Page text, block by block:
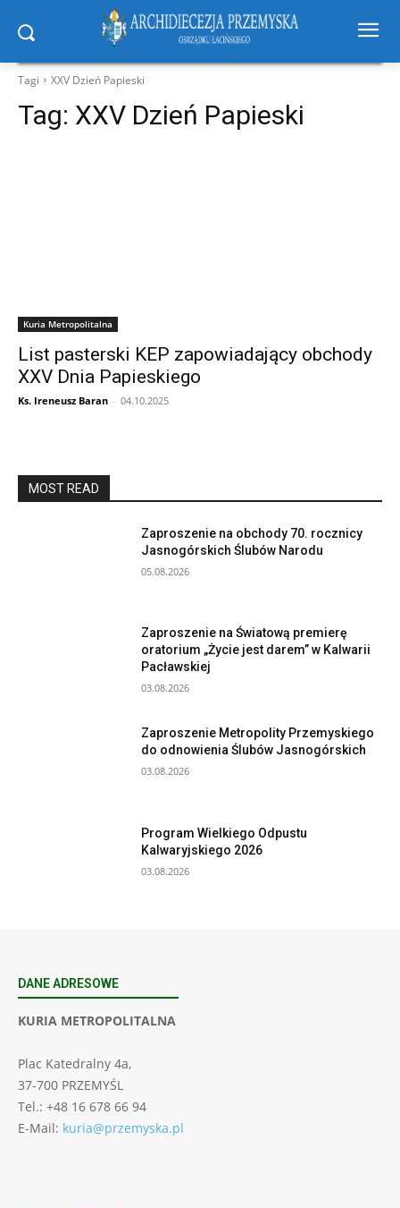
Tagi XXV Dzień Papieski
Tag: XXV Dzień Papieski
Kuria Metropolitalna
List pasterski KEP zapowiadający obchody
XXV Dnia Papieskiego
Ks. Ireneusz Baran - 04.10.2025
MOST READ
Zaproszenie na obchody 70. rocznicy
Jasnogórskich Ślubów Narodu
05.08.2026
Zaproszenie na Światową premierę
oratorium „Życie jest darem” w Kalwarii
Pacławskiej
03.08.2026
Zaproszenie Metropolity Przemyskiego
do odnowienia Ślubów Jasnogórskich
03.08.2026
Program Wielkiego Odpustu
Kalwaryjskiego 2026
03.08.2026
DANE ADRESOWE
KURIA METROPOLITALNA
Plac Katedralny 4a,
37-700 PRZEMYŚL
Tel.: +48 16 678 66 94
E-Mail: kuria@przemyska.pl